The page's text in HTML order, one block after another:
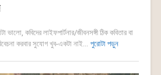
কবিদের লাইফপার্টনার/জীবনসঙ্গী ঠিক কবিতার বা
করবার সুযোগ খুব-একটা নাই... পুরোটা পড়ুন